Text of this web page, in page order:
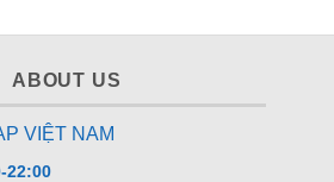
A73 4 nhân kết hợp GPU
và ROM 32GB. Tivi hoạt động ổn
phát nội dung 4K mượt mà.
ABOUT US
VIỆT NAM
22:00